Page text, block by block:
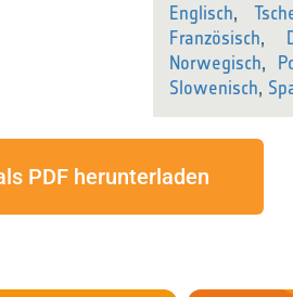
Englisch,
Französisch,
Norwegisch,
Slowenisch,
PDF herunterladen